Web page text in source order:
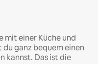
einer Küche und
ganz bequem einen
kannst. Das ist die